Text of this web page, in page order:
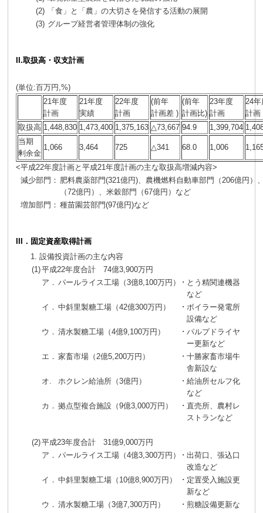
(2)
「食」と「農」の大切さを発信する活動の展開
(3) グループ経営者管理体制の強化
II.取扱高・収支計画
(単位:百万円,%)
21年度
計画
21年度
実績
22年度
計画
(前年
計画差 )
(前年
計画比)
23年度
計画
24
計画
取扱高 1,448,830 1,473,400 1,375,163 △73,667 94.9 1,399,704
当期
剰余金
1,066 3,464 725 △341 68.0 1,006
<平成22年度計画と平成21年度計画の主な取扱高増減内容>
減少部門： 肥料農薬部門(321億円)、農機燃料自動車部門（206億円）
（72億円）、米穀部門（67億円）など
増加部門： 種苗園芸部門(97億円)など
III． 固定資産取得計画
1. 設備投資計画の主な内容
(1)平成22年度合計 74億3,900万円
ア． パールライス工場（3億8,100万円） ･ とう精関連機器
など
イ． 中斜里製糖工場（42億300万円） ･ ボイラー発電所
設備など
ウ． 清水製糖工場（4億9,100万円） ･ パルプドライヤ
ー更新など
エ． 家畜市場（2億5,200万円） ･ 十勝家畜市場牛
舎新設な
オ.
ホクレン給油所（3億円） ･ 給油所セルフ化
など
カ． 拠点型複合施設（9億3,000万円） ･ 直売所、農村レ
ストランなど
(2)平成23年度合計 31億9,000万円
ア． パールライス工場（4億3,300万円） ･ 出荷口、張込口
改造など
イ． 中斜里製糖工場（10億8,900万円） ･ 定置受入施設更
新など
ウ． 清水製糖工場（3億7,300万円） ･ 煎糖設備更新な